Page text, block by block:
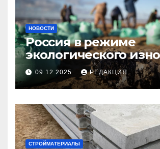
НОВОСТИ
Россия в режиме
экологического
09.12.2025 РЕДАКЦИЯ
СТРОЙМАТЕРИАЛЫ